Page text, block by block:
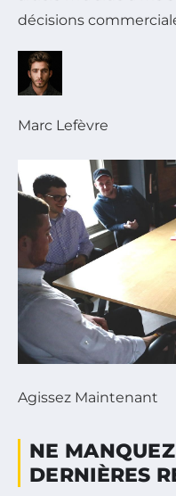
décisions
Marc Lefèvre
Agissez Maintenant
NE
DERNIÈRES